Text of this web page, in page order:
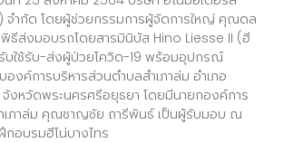
) จำกัด โดยผู้ช่วยกรรมการผู้จัดการใหญ่ คุณดล
ธีส่งมอบรถโดยสารมินิบัส Hino Liesse II (ฮี
รับใช้รับ-ส่งผู้ป่วยโควิด-19 พร้อมอุปกรณ์
องค์การบริหารส่วนตำบลสำเภาล่ม อำเภอ
งหวัดพระนครศรีอยุธยา โดยมีนายกองค์การ
เภาล่ม คุณชาญชัย ถารีพันธ์ เป็นผู้รับมอบ ณ
อบรมฮีโน่บางไทร